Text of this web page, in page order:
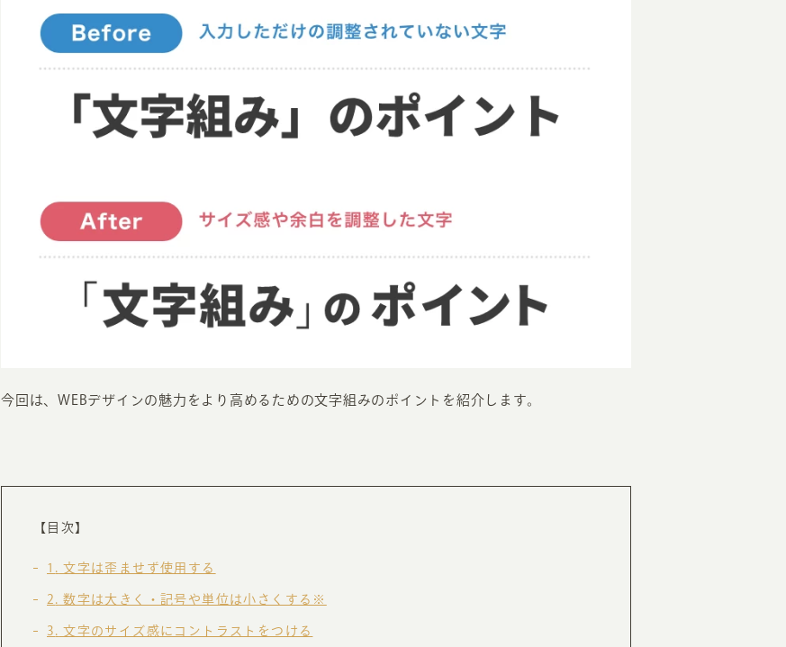
ホームページ制作の流れ
お知らせ・コラム
ABOUT
オフィス紹介・会社概要
社会貢献活動
あらゆる閲覧環境を想定した
MARKETING
ユーザーをファン化する
流入状況を分析・改善するアクセス解析
ユーザーの動きを分析するヒートマップ解析
特定のターゲットに的確に訴求する
今回は、WEBデザインの魅力をより高めるための文字組みのポイントを紹介します。
【目次】
1 文字は歪ませず使用する
2 数字は大きく・記号や単位は小さくする※
3 文字のサイズ感にコントラストをつける